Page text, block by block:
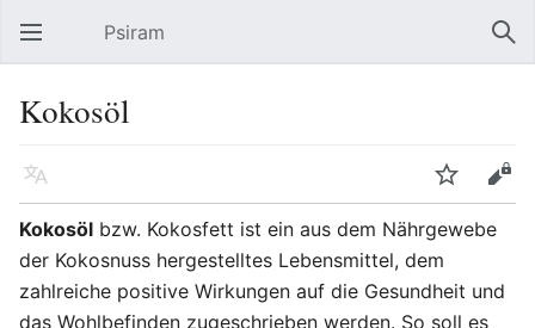
Hauptmenü öffnen Psiram
Kokosöl
Sprache Beobachten
Bearbeiten
Kokosöl bzw. Kokosfett ist ein aus dem Nährgewebe
der Kokosnuss hergestelltes Lebensmittel, dem
zahlreiche positive Wirkungen auf die Gesundheit und
das Wohlbefinden zugeschrieben werden. So soll es